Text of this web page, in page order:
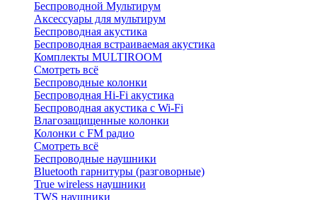
Беспроводной Мультирум
Аксессуары для мультирум
Беспроводная акустика
Беспроводная встраиваемая акустика
Комплекты MULTIROOM
Смотреть всё
Беспроводные колонки
Беспроводная Hi-Fi акустика
Беспроводная акустика с Wi-Fi
Влагозащищенные колонки
Колонки с FM радио
Смотреть всё
Беспроводные наушники
Bluetоoth гарнитуры (разговорные)
True wireless наушники
TWS наушники